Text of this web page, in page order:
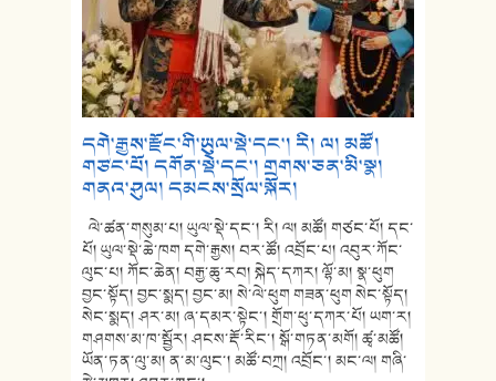
དགེ་རྒྱས་རྫོང་གི་ཡུལ་སྡེ་དང་། རི། ལ། མཚོ།
གཙང་པོ། དགོན་སྡེ་དང་། གྲགས་ཅན་མི་སྣ།
གནའ་ཤུལ། དམངས་སྲོལ་སྐོར།
ལེ་ཚན་གསུམ་པ། ཡུལ་སྡེ་དང་། རི། ལ། མཚོ། གཙང་པོ། དང་
པོ། ཡུལ་སྡེ་ཆེ་ཁག དགེ་རྒྱས། བར་ཚོ། འབྲོང་པ། འབུར་ཀོང་
ལུང་པ། ཀོང་ཆེན། བརྒྱ་ཆུ་རབ། སྐེད་དཀར། ལྷོ་མ། སྣ་ཕུག
བྱང་སྟོད། བྱང་སྨད། བྱང་མ། སེ་ལེ་ཕུག གཟན་ཕུག སེང་སྟོད།
སེང་སྨད། ཤར་མ། ཞ་དམར་སྟེང་། གྲོག་ཕུ་དཀར་པོ། ཡག་ར།
གཤགས་མ་ཁ་སྦྱོར། ཤངས་རྡོ་རིང་། སྒོ་གཏན་མགོ། ཚྭ་མཚོ།
ཡོན་ཏན་ལུ་མ། ན་མ་ལུང་། མཚོ་བཀྲ། འབྲོང་། མང་ལ། གཞི་